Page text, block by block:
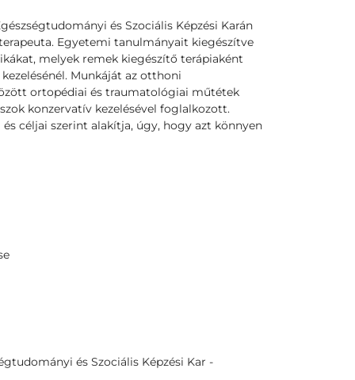
és Szociális Képzési Karán
Egyetemi tanulmányait kiegészítve
melyek remek kiegészítő terápiaként
Munkáját az otthoni
ortopédiai és traumatológiai műtétek
konzervatív kezelésével foglalkozott.
céljai szerint alakítja, úgy, hogy azt könnyen
és Szociális Képzési Kar -